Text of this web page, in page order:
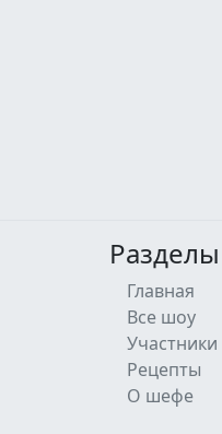
Разделы
Главная
Все шоу
Участники
Рецепты
О шефе